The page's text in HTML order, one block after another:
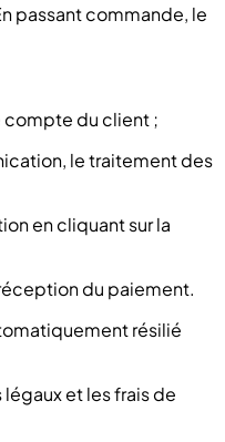
passant commande, le
compte du client ;
le traitement des
en cliquant sur la
du paiement.
résilié
et les frais de